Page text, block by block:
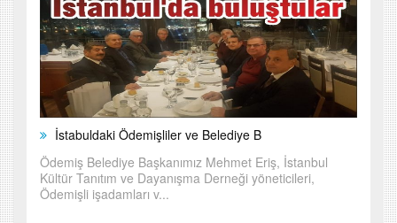
İstabuldaki Ödemişliler ve Belediye B
Ödemiş Belediye Başkanımız Mehmet Eriş, İstanbul
Kültür Tanıtım ve Dayanışma Derneği yöneticileri,
Ödemişli işadamları v...